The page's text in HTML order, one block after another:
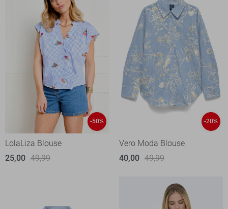
-50%
LolaLiza Blouse
25,00 49,99
-20%
Vero Moda Blouse
40,00 49,99